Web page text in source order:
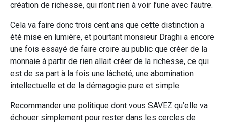
création de richesse, qui n’ont rien à voir l’une avec l’autre.
Cela va faire donc trois cent ans que cette distinction a
été mise en lumière, et pourtant monsieur Draghi a encore
une fois essayé de faire croire au public que créer de la
monnaie à partir de rien allait créer de la richesse, ce qui
est de sa part à la fois une lâcheté, une abomination
intellectuelle et de la démagogie pure et simple.
Recommander une politique dont vous SAVEZ qu’elle va
échouer simplement pour rester dans les cercles de